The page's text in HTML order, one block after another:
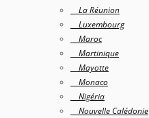
La Réunion
Luxembourg
Maroc
Martinique
Mayotte
Monaco
Nigéria
Nouvelle Calédonie